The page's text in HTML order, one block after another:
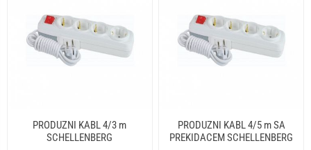
PRODUZNI KABL 4/3 m
SCHELLENBERG
PRODUZNI KABL 4/5 m SA
PREKIDACEM SCHELLENBERG